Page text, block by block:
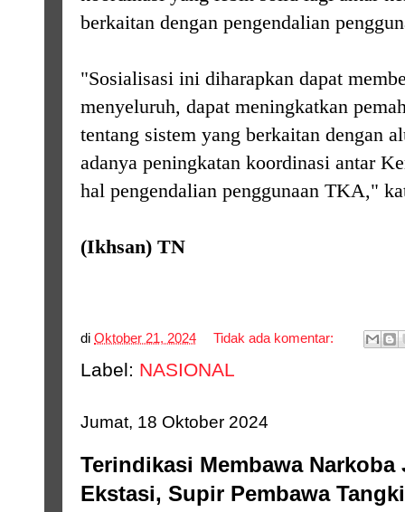
berkaitan dengan pengendalian
"Sosialisasi ini diharapkan dapat
menyeluruh, dapat meningkatkan
tentang sistem yang berkaitan dengan
adanya peningkatan koordinasi antar
hal pengendalian penggunaan TKA,"
(Ikhsan) TN
di Oktober 21, 2024 Tidak ada komentar:
Label: NASIONAL
Jumat, 18 Oktober 2024
Terindikasi Membawa Narkoba
Ekstasi, Supir Pembawa